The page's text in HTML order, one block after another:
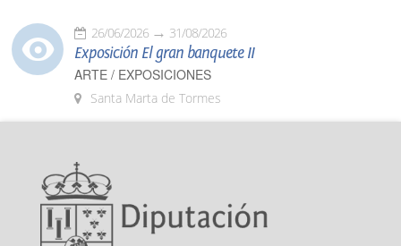
26/06/2026 31/08/2026
Exposición El gran banquete II
ARTE / EXPOSICIONES
Santa Marta de Tormes